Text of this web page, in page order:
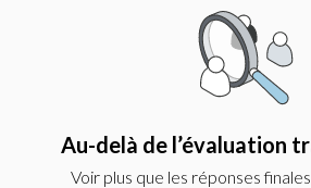
Au-delà de l’évaluation
Voir plus que les réponses